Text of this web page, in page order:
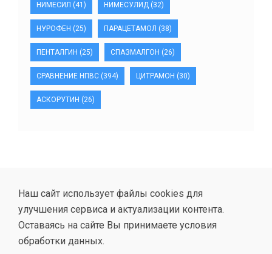
НИМЕСИЛ (41) НИМЕСУЛИД (32)
НУРОФЕН (25) ПАРАЦЕТАМОЛ (38)
ПЕНТАЛГИН (25) СПАЗМАЛГОН (26)
СРАВНЕНИЕ НПВС (394) ЦИТРАМОН (30)
АСКОРУТИН (26)
Наш сайт использует файлы cookies для
улучшения сервиса и актуализации контента.
Оставаясь на сайте Вы принимаете условия
обработки данных.